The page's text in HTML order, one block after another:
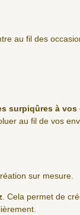
au fil des
surpiqûres à vos
au fil de vos
sur mesure.
. Cela permet de